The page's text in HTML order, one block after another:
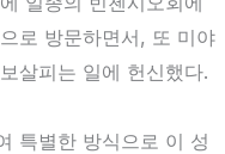
로 방문하면서, 또 미야
살피는 일에 헌신했다.
특별한 방식으로 이 성